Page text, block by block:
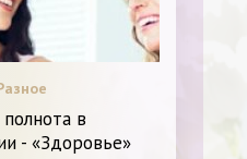
в
- «Здоровье»